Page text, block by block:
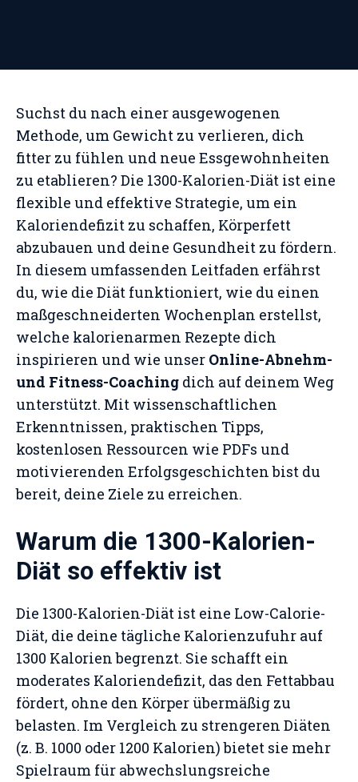
Suchst du nach einer ausgewogenen
Methode, um Gewicht zu verlieren, dich
fitter zu fühlen und neue Essgewohnheiten
zu etablieren? Die 1300-Kalorien-Diät ist eine
flexible und effektive Strategie, um ein
Kaloriendefizit zu schaffen, Körperfett
abzubauen und deine Gesundheit zu fördern.
In diesem umfassenden Leitfaden erfährst
du, wie die Diät funktioniert, wie du einen
maßgeschneiderten Wochenplan erstellst,
welche kalorienarmen Rezepte dich
inspirieren und wie unser Online-Abnehm-
und Fitness-Coaching dich auf deinem Weg
unterstützt. Mit wissenschaftlichen
Erkenntnissen, praktischen Tipps,
kostenlosen Ressourcen wie PDFs und
motivierenden Erfolgsgeschichten bist du
bereit, deine Ziele zu erreichen.
Warum die 1300-Kalorien-
Diät so effektiv ist
Die 1300-Kalorien-Diät ist eine Low-Calorie-
Diät, die deine tägliche Kalorienzufuhr auf
1300 Kalorien begrenzt. Sie schafft ein
moderates Kaloriendefizit, das den Fettabbau
fördert, ohne den Körper übermäßig zu
belasten. Im Vergleich zu strengeren Diäten
(z. B. 1000 oder 1200 Kalorien) bietet sie mehr
Spielraum für abwechslungsreiche